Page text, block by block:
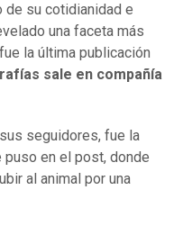
de su cotidianidad e
una faceta más
la última publicación
sale en compañía
seguidores, fue la
puso en el post, donde
al animal por una